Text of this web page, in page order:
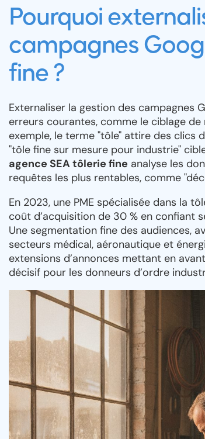
Pourquoi
campagnes
fine ?
Externaliser la gestion des campagnes
erreurs courantes, comme le ciblage
exemple, le terme "tôle" attire des clics
"tôle fine sur mesure pour industrie"
agence SEA tôlerie fine analyse les
requêtes les plus rentables, comme
En 2023, une PME spécialisée dans la
coût d’acquisition de 30 % en confiant
Une segmentation fine des audiences,
secteurs médical, aéronautique et
extensions d’annonces mettant en
décisif pour les donneurs d’ordre